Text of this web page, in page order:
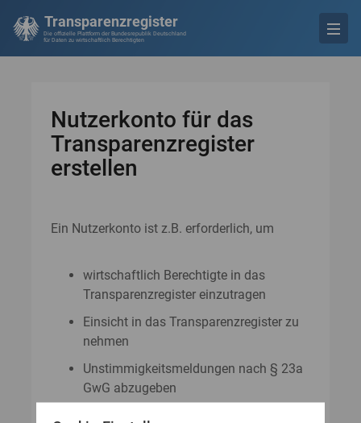
Transparenzregister
Die offizielle Plattform der Bundesrepublik Deutschland
für Daten zu wirtschaftlich Berechtigten
Nutzerkonto für das
Transparenzregister
erstellen
Ein Nutzerkonto ist z.B. erforderlich, um
wirtschaftlich Berechtigte in das
Transparenzregister einzutragen
Einsicht in das Transparenzregister zu
nehmen
Unstimmigkeitsmeldungen nach § 23a
GwG abzugeben